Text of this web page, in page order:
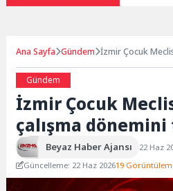
Ana Sayfa Gündem İzmir Çocuk
Gündem
İzmir Çocuk
çalışma dönemini
Beyaz Haber Ajansı
22 Haz
Güncelleme: 22 Haz 202619